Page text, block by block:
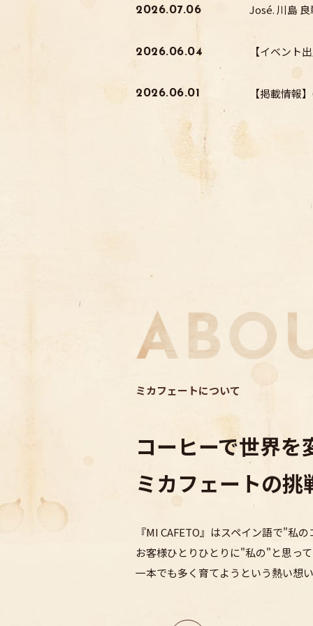
2026.07.06 José. 川島 良
2026.06.04 【イベント
2026.06.01 【掲載情報
ミカフェートについて
コーヒーで世界を
ミカフェートの挑
『MI CAFETO』はスペイン語で"私の
お客様ひとりひとりに"私の"と思っ
一本でも多く育てようという熱い想